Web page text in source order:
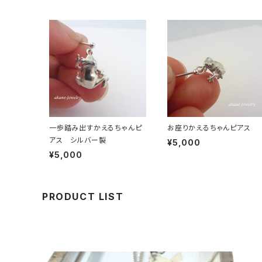
一歩踏み出すかえるちゃんピ
アス シルバー製
¥5,000
お座りかえるちゃんピアス
¥5,000
PRODUCT LIST